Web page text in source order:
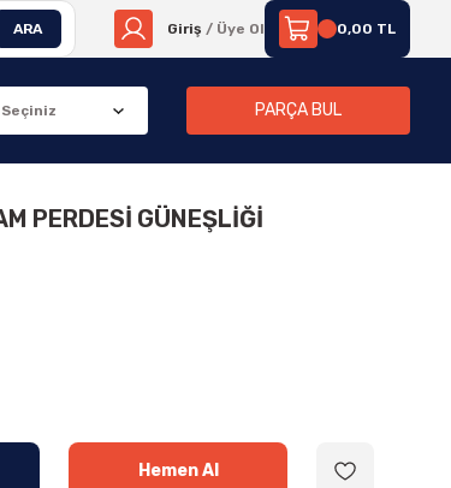
ARA Giriş / Üye Ol 0,00 TL
PARÇA BUL
PERDESİ GÜNEŞLİĞİ
Hemen Al